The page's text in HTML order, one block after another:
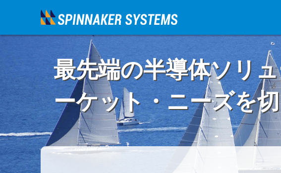
最先端の半導体ソリ
ーケット・ニーズを